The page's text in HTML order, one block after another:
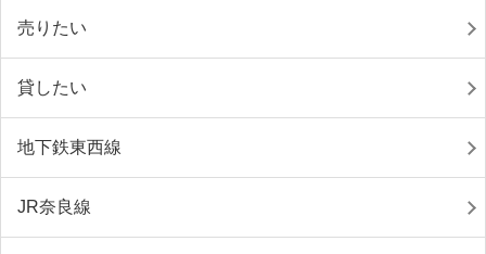
売りたい
貸したい
地下鉄東西線
JR奈良線